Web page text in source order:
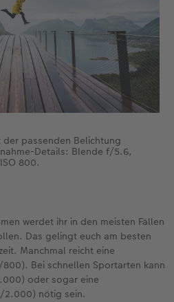
passenden Belichtung
Details: Blende f/5.6,
800.
werdet ihr in den meisten Fällen
Das gelingt euch am besten
Manchmal reicht eine
Bei schnellen Sportarten kann
oder sogar eine
2.000) nötig sein.